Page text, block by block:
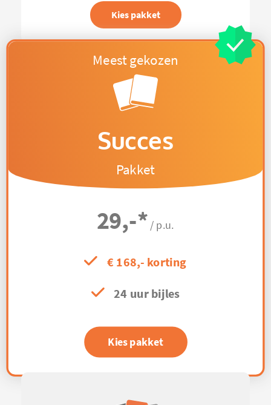
Kies pakket
Succes
Pakket
29,-* / p.u.
€ 168,- korting
24 uur bijles
Kies pakket